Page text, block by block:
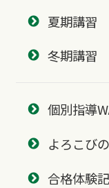
夏期講習
冬期講習
個別指導
よろこび
合格体験記